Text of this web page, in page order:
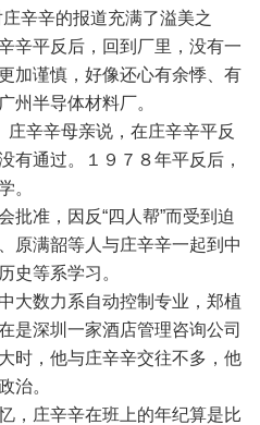
辛辛的报道充满了溢美之
辛平反后，回到厂里，没有一
加谨慎，好像还心有余悸、有
州半导体材料厂。
辛辛母亲说，在庄辛辛平反
有通过。１９７８年平反后，
。
准，因反“四人帮”而受到迫
原满韶等人与庄辛辛一起到中
史等系学习。
大数力系自动控制专业，郑植
是深圳一家酒店管理咨询公司
时，他与庄辛辛交往不多，他
治。
，庄辛辛在班上的年纪算是比